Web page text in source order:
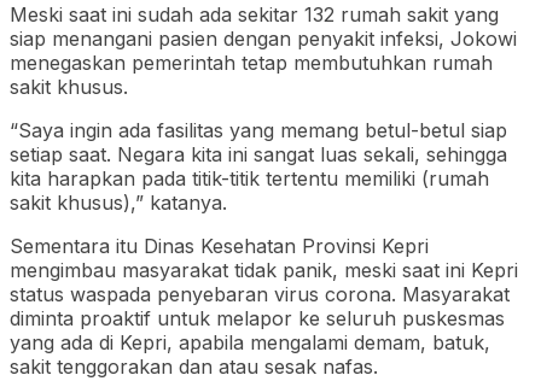
Meski saat ini sudah ada sekitar 132 rumah sakit yang
siap menangani pasien dengan penyakit infeksi, Jokowi
menegaskan pemerintah tetap membutuhkan rumah
sakit khusus.
“Saya ingin ada fasilitas yang memang betul-betul siap
setiap saat. Negara kita ini sangat luas sekali, sehingga
kita harapkan pada titik-titik tertentu memiliki (rumah
sakit khusus),” katanya.
Sementara itu Dinas Kesehatan Provinsi Kepri
mengimbau masyarakat tidak panik, meski saat ini Kepri
status waspada penyebaran virus corona. Masyarakat
diminta proaktif untuk melapor ke seluruh puskesmas
yang ada di Kepri, apabila mengalami demam, batuk,
sakit tenggorakan dan atau sesak nafas.